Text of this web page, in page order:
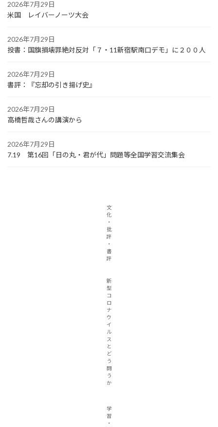
2026年7月29日
米国 レイバーノーツ大会
2026年7月29日
投書：国旗損壊罪絶対反対「７・11新宿駅南口デモ」に２００人
2026年7月29日
書評：『忘却の引き揚げ史』
2026年7月29日
高橋哲哉さんの講演から
2026年7月29日
7.19 第16回「日の丸・君が代」問題等全国学習交流集会
文
化
・
批
評
・
書
評
新
型
コ
ロ
ナ
ウ
イ
ル
ス
と
ど
う
闘
う
か
学
習
・